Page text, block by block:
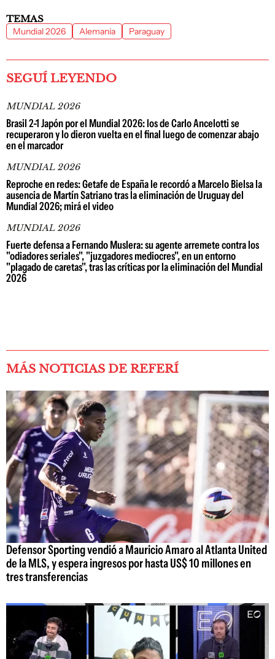
TEMAS
Mundial 2026 Alemania Paraguay
SEGUÍ LEYENDO
MUNDIAL 2026
Brasil 2-1 Japón por el Mundial 2026: los de Carlo Ancelotti se
recuperaron y lo dieron vuelta en el final luego de comenzar abajo
en el marcador
MUNDIAL 2026
Reproche en redes: Getafe de España le recordó a Marcelo Bielsa la
ausencia de Martín Satriano tras la eliminación de Uruguay del
Mundial 2026; mirá el video
MUNDIAL 2026
Fuerte defensa a Fernando Muslera: su agente arremete contra los
"odiadores seriales", "juzgadores mediocres", en un entorno
"plagado de caretas", tras las críticas por la eliminación del Mundial
2026
MÁS NOTICIAS DE REFERÍ
Defensor Sporting vendió a Mauricio Amaro al Atlanta United
de la MLS, y espera ingresos por hasta US$ 10 millones en
tres transferencias